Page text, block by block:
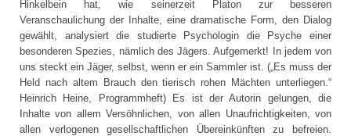
Hinkelbein hat, wie seinerzeit Platon zur besseren
Veranschaulichung der Inhalte, eine dramatische Form, den Dialog
gewählt, analysiert die studierte Psychologin die Psyche einer
besonderen Spezies, nämlich des Jägers. Aufgemerkt! In jedem von
uns steckt ein Jäger, selbst, wenn er ein Sammler ist. („Es muss der
Held nach altem Brauch den tierisch rohen Mächten unterliegen.“
Heinrich Heine, Programmheft) Es ist der Autorin gelungen, die
Inhalte von allem Versöhnlichen, von allen Unaufrichtigkeiten, von
allen verlogenen gesellschaftlichen Übereinkünften zu befreien.